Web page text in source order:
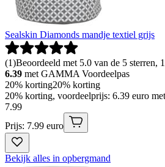
Sealskin Diamonds mandje textiel grijs
(1)Beoordeeld met 5.0 van de 5 sterren,
6.39 met GAMMA Voordeelpas
20% korting20% korting
20% korting, voordeelprijs: 6.39 euro
7.99
Prijs: 7.99 euro
Bekijk alles in opbergmand